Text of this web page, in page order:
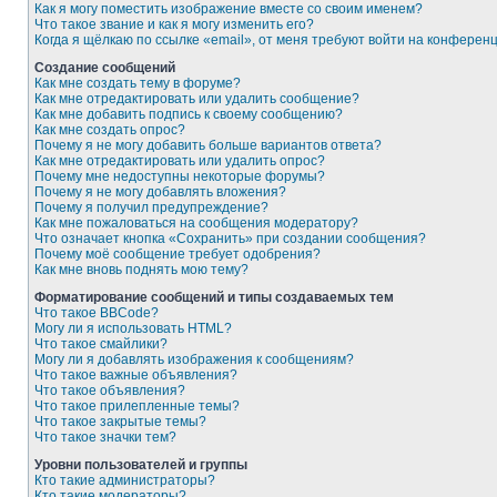
Как я могу поместить изображение вместе со своим именем?
Что такое звание и как я могу изменить его?
Когда я щёлкаю по ссылке «email», от меня требуют войти на
Создание сообщений
Как мне создать тему в форуме?
Как мне отредактировать или удалить сообщение?
Как мне добавить подпись к своему сообщению?
Как мне создать опрос?
Почему я не могу добавить больше вариантов ответа?
Как мне отредактировать или удалить опрос?
Почему мне недоступны некоторые форумы?
Почему я не могу добавлять вложения?
Почему я получил предупреждение?
Как мне пожаловаться на сообщения модератору?
Что означает кнопка «Сохранить» при создании сообщения?
Почему моё сообщение требует одобрения?
Как мне вновь поднять мою тему?
Форматирование сообщений и типы создаваемых тем
Что такое BBCode?
Могу ли я использовать HTML?
Что такое смайлики?
Могу ли я добавлять изображения к сообщениям?
Что такое важные объявления?
Что такое объявления?
Что такое прилепленные темы?
Что такое закрытые темы?
Что такое значки тем?
Уровни пользователей и группы
Кто такие администраторы?